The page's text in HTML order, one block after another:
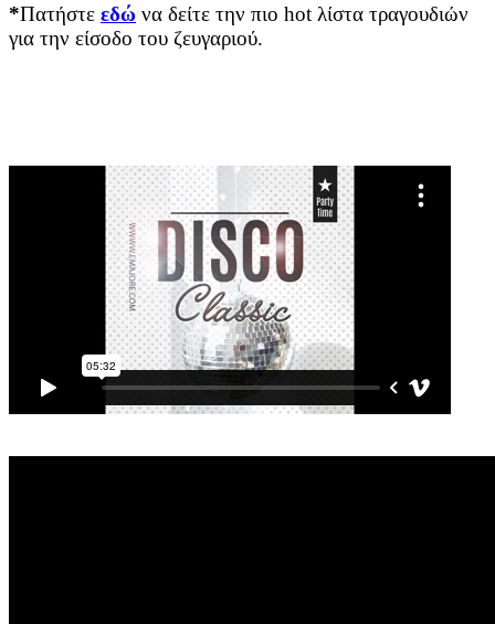
*Πατήστε εδώ να δείτε την πιο hot λίστα τραγουδιών
για την είσοδο του ζευγαριού.